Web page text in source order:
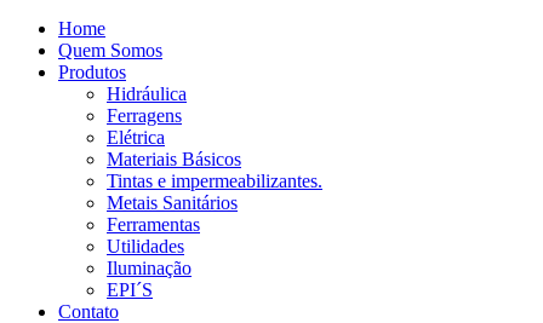
Home
Quem Somos
Produtos
Hidráulica
Ferragens
Elétrica
Materiais Básicos
Tintas e impermeabilizantes.
Metais Sanitários
Ferramentas
Utilidades
Iluminação
EPI´S
Contato